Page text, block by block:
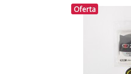
Componentes Bicicletas
Oferta